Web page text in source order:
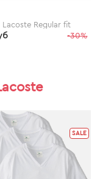
Lacoste Regular fit
-30%
SALE